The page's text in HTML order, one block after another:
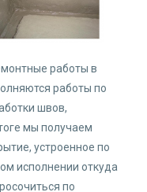
работы в
работы по
швов,
мы получаем
устроенное по
исполнении откуда
по